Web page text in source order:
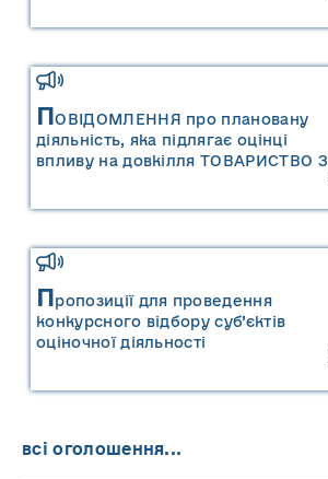
ПОВІДОМЛЕННЯ про плановану
діяльність, яка підлягає оцінці
впливу на довкілля ТОВАРИСТВО З
Пропозиції для проведення
конкурсного відбору суб’єктів
оціночної діяльності
всі оголошення...